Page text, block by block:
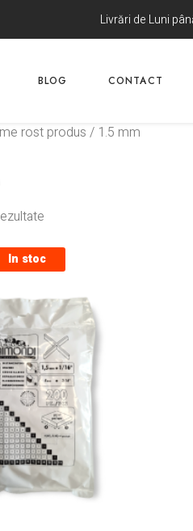
Livrări de Luni
BLOG CONTACT
rost produs / 1.5 mm
In stoc